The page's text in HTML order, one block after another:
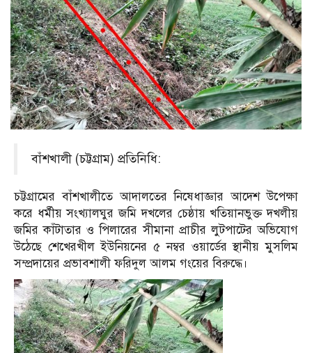
বাঁশখালী (চট্টগ্রাম) প্রতিনিধি:
চট্টগ্রামের বাঁশখালীতে আদালতের নিষেধাজ্ঞার আদেশ উপেক্ষা
করে ধর্মীয় সংখ্যালঘুর জমি দখলের চেষ্ঠায় খতিয়ানভুক্ত দখলীয়
জমির কাঁটাতার ও পিলারের সীমানা প্রাচীর লুটপাটের অভিযোগ
উঠেছে শেখেরখীল ইউনিয়নের ৫ নম্বর ওয়ার্ডের স্থানীয় মুসলিম
সম্প্রদায়ের প্রভাবশালী ফরিদুল আলম গংয়ের বিরুদ্ধে।